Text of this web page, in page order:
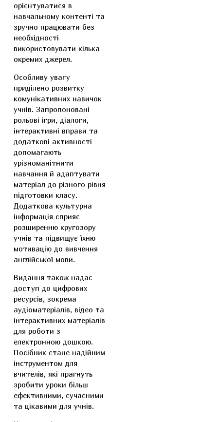
орієнтуватися в
навчальному контенті та
зручно працювати без
необхідності
використовувати кілька
окремих джерел.
Особливу увагу
приділено розвитку
комунікативних навичок
учнів. Запропоновані
рольові ігри, діалоги,
інтерактивні вправи та
додаткові активності
допомагають
урізноманітнити
навчання й адаптувати
матеріал до різного рівня
підготовки класу.
Додаткова культурна
інформація сприяє
розширенню кругозору
учнів та підвищує їхню
мотивацію до вивчення
англійської мови.
Видання також надає
доступ до цифрових
ресурсів, зокрема
аудіоматеріалів, відео та
інтерактивних матеріалів
для роботи з
електронною дошкою.
Посібник стане надійним
інструментом для
вчителів, які прагнуть
зробити уроки більш
ефективними, сучасними
та цікавими для учнів.